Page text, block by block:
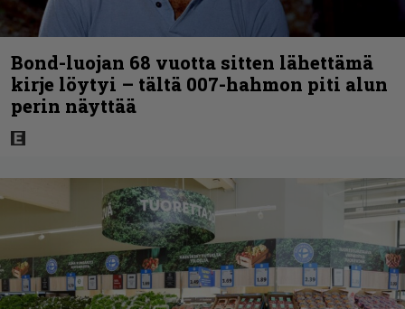
Bond-luojan 68 vuotta sitten lähettämä
kirje löytyi – tältä 007-hahmon piti alun
perin näyttää